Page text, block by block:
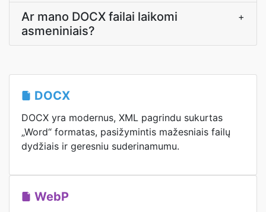
Ar mano DOCX failai laikomi
asmeniniais?
+
DOCX
DOCX yra modernus, XML pagrindu sukurtas
„Word“ formatas, pasižymintis mažesniais failų
dydžiais ir geresniu suderinamumu.
WebP